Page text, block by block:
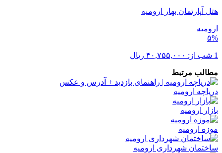
هتل آپارتمان بهار ارومیه
ارومیه
۵%
1 شب از: ۴۰,۷۵۵,۰۰۰ ریال
مطالب مرتبط
دریاچه ارومیه
بازار ارومیه
موزه ارومیه
ساختمان شهرداری ارومیه